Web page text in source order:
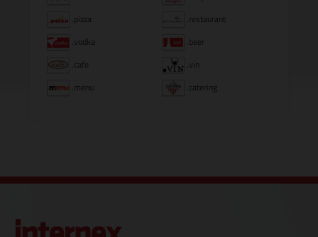
.pizza
.restaurant
.vodka
.beer
.cafe
.vin
.menu
.catering